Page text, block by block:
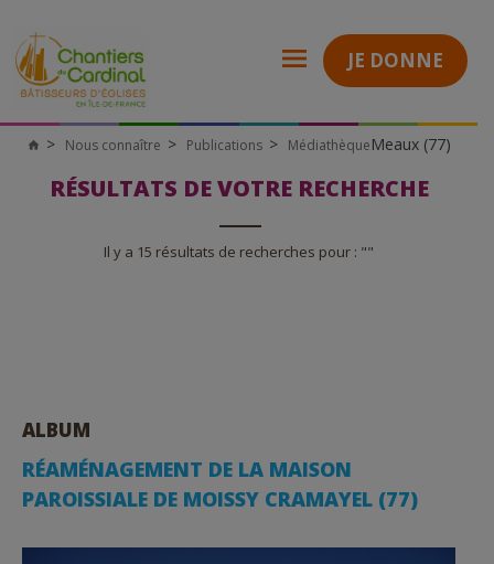
JE DONNE
Chantiers
Cardinal
Nous connaître Publications MédiathèqueMeaux (77)
RÉSULTATS DE VOTRE RECHERCHE
Il y a 15 résultats de recherches pour : ""
ALBUM
RÉAMÉNAGEMENT DE LA MAISON
PAROISSIALE DE MOISSY CRAMAYEL (77)